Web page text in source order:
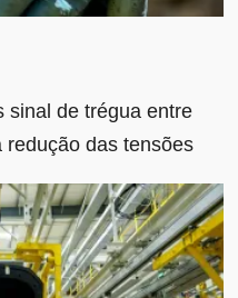
sinal de trégua entre
redução das tensões